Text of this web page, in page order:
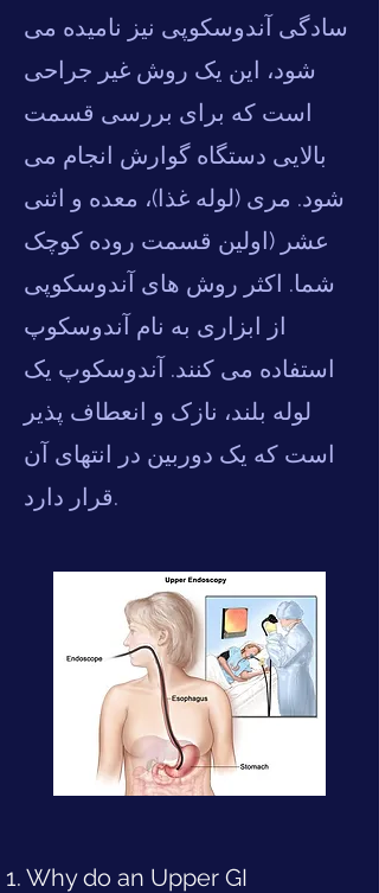
سادگی آندوسکوپی نیز نامیده می
شود، این یک روش غیر جراحی
است که برای بررسی قسمت
بالایی دستگاه گوارش انجام می
شود. مری (لوله غذا)، معده و اثنی
عشر (اولین قسمت روده کوچک
شما. اکثر روش های آندوسکوپی
از ابزاری به نام آندوسکوپ
استفاده می کنند. آندوسکوپ یک
لوله بلند، نازک و انعطاف پذیر
است که یک دوربین در انتهای آن
قرار دارد.
1. Why do an Upper GI